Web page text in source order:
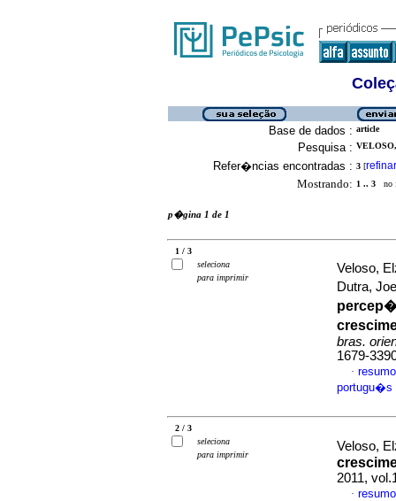
Base de dados : article
Pesquisa :
Refer�ncias encontradas : 3 [refinar
Mostrando: 1 .. 3 no
p�gina 1 de 1
1 / 3
seleciona
para imprimir
Veloso,
Dutra,
bras.
1679-
·
portugu�s
2 / 3
seleciona
para imprimir
Veloso,
2011,
·